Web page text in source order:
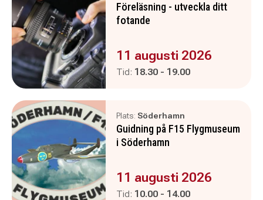
Föreläsning - utveckla ditt
fotande
Evenemanget är :
11 augusti 2026
Tid: Pågår mellan
18.30 - och
19.00
Plats: Söderhamn
Guidning på F15 Flygmuseum
i Söderhamn
Evenemanget är :
11 augusti 2026
Tid: Pågår mellan
10.00 - och
14.00